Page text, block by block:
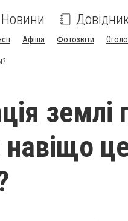
Новини
Афіша Фотозвіти
землі
це